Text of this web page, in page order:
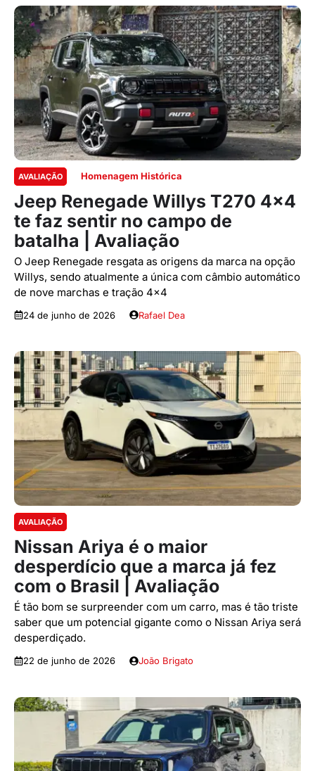
AVALIAÇÃO Homenagem Histórica
Jeep Renegade Willys T270 4×4
te faz sentir no campo de
batalha | Avaliação
O Jeep Renegade resgata as origens da marca na opção
Willys, sendo atualmente a única com câmbio automático
de nove marchas e tração 4x4
24 de junho de 2026 Rafael Dea
AVALIAÇÃO
Nissan Ariya é o maior
desperdício que a marca já fez
com o Brasil | Avaliação
É tão bom se surpreender com um carro, mas é tão triste
saber que um potencial gigante como o Nissan Ariya será
desperdiçado.
22 de junho de 2026 João Brigato